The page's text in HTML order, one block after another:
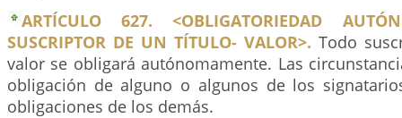
ARTÍCULO 627. <OBLIGATORIEDAD
SUSCRIPTOR DE UN TÍTULO- VALOR>. Todo
valor se obligará autónomamente. Las
obligación de alguno o algunos de los
obligaciones de los demás.